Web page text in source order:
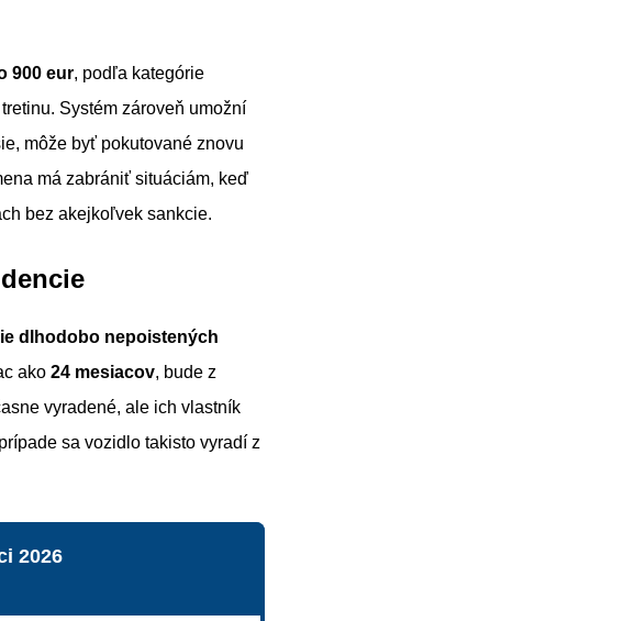
900 eur, podľa kategórie
Systém zároveň umožní
môže byť pokutované znovu
má zabrániť situáciám, keď
bez akejkoľvek sankcie.
dlhodobo nepoistených
ako 24 mesiacov, bude z
vyradené, ale ich vlastník
sa vozidlo takisto vyradí z
2026